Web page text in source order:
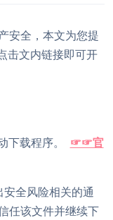
安全，本文为您提
击文内链接即可开
下载程序。
☞☞官
全风险相关的通
任该文件并继续下